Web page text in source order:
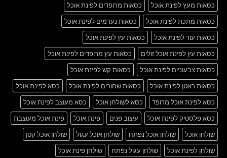
כסאות מעץ לפינת אוכל
כסאות מרופדים לפינת אוכל
כסאות מתכת לפינת אוכל
כסאות נערמים לפינת אוכל
כסאות עור לפינת אוכל
כסאות עץ לפינת אוכל
כסאות עץ לפינת אוכל זולים
כסאות עץ מרופדים לפינת אוכל
כסאות צבעוניים לפינת אוכל
כסאות קש לפינת אוכל
כסאות ראטן לפינת אוכל
כסאות שחורים לפינת אוכל
כסא לפינת אוכל
כסא לפינת אוכל מרופד
כסא לשולחן אוכל
כסא מעוצב לפינת אוכל
כסא פלסטיק לפינת אוכל
עיצוב פנים פינת אוכל
פינת אוכל מעוצבת
שולחן אוכל
שולחן אוכל נפתח שולחן אוכל עגול
שולחן אוכל קטן
שולחן לפינת אוכל
שולחן עגול נפתח שולחן פינת אוכל